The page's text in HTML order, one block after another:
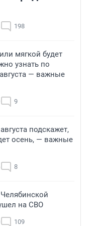
198
мягкой будет
узнать по
— важные
9
подскажет,
осень, — важные
8
на СВО
109